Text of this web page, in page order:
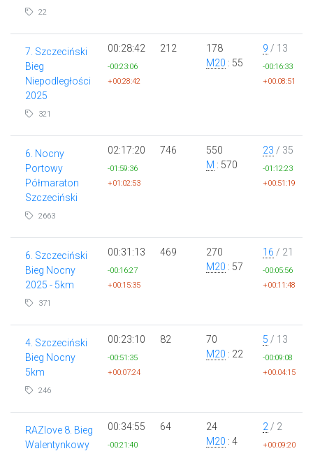
22
7. Szczeciński
Bieg
Niepodległości
2025
321
00:28:42
-00:23:06
+00:28:42
212
178
M20 : 55
9 / 13
-00:16:33
+00:08:51
6. Nocny
Portowy
Półmaraton
Szczeciński
2663
02:17:20
-01:59:36
+01:02:53
746
550
M : 570
23 / 35
-01:12:23
+00:51:19
6. Szczeciński
Bieg Nocny
2025 - 5km
371
00:31:13
-00:16:27
+00:15:35
469
270
M20 : 57
16 / 21
-00:05:56
+00:11:48
4. Szczeciński
Bieg Nocny
5km
246
00:23:10
-00:51:35
+00:07:24
82
70
M20 : 22
5 / 13
-00:09:08
+00:04:15
RAZlove 8. Bieg
Walentynkowy
00:34:55
-00:21:40
64
24
M20 : 4
2 / 2
+00:09:20